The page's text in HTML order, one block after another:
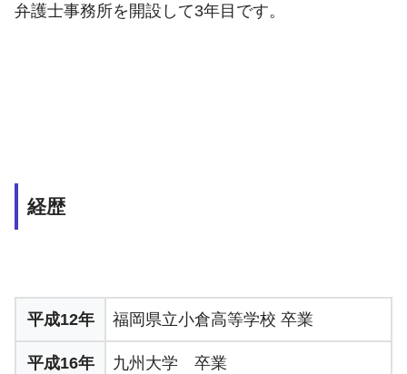
弁護士事務所を開設して3年目です。
経歴
平成12年 福岡県立小倉高等学校 卒業
平成16年 九州大学 卒業